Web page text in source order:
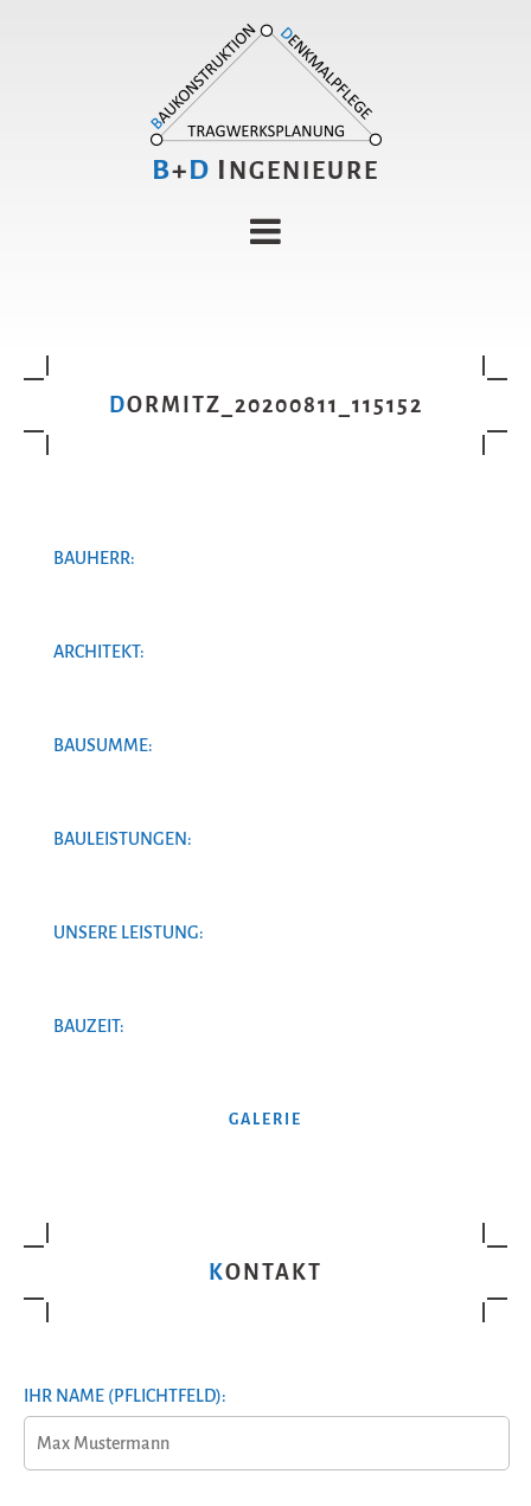
B+D I NGENIEURE
DORMITZ_20200811_115152
BAUHERR:
ARCHITEKT:
BAUSUMME:
BAULEISTUNGEN:
UNSERE LEISTUNG:
BAUZEIT:
GALERIE
KONTAKT
IHR NAME (PFLICHTFELD):